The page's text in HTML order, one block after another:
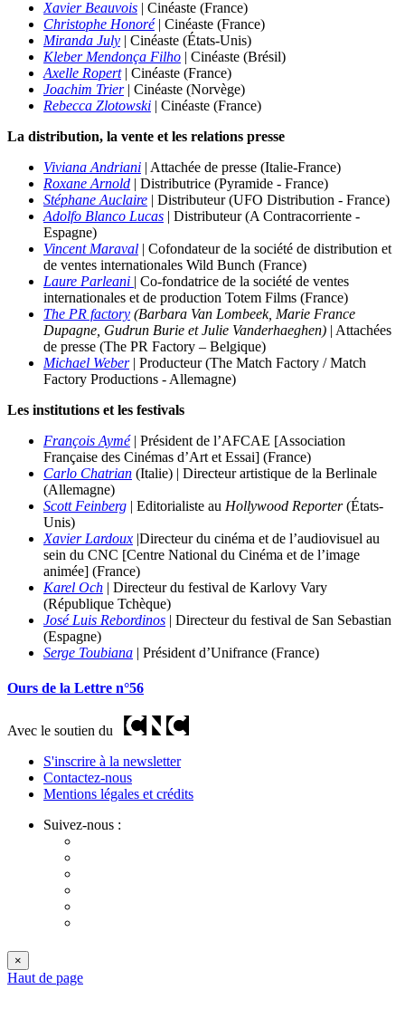
Xavier Beauvois | Cinéaste (France)
Christophe Honoré| Cinéaste (France)
Miranda July | Cinéaste (États-Unis)
Kleber Mendonça Filho | Cinéaste (Brésil)
Axelle Ropert| Cinéaste (France)
Joachim Trier| Cinéaste (Norvège)
Rebecca Zlotowski | Cinéaste (France)
La distribution, la vente et les relations presse
Viviana Andriani | Attachée de presse (Italie-France)
Roxane Arnold | Distributrice (Pyramide - France)
Stéphane Auclaire | Distributeur (UFO Distribution - France)
Adolfo Blanco Lucas | Distributeur (A Contracorriente -
Espagne)
Vincent Maraval | Cofondateur de la société de distribution et
de ventes internationales Wild Bunch (France)
Laure Parleani | Co-fondatrice de la société de ventes
internationales et de production Totem Films (France)
The PR factory (Barbara Van Lombeek, Marie France
Dupagne, Gudrun Burie et Julie Vanderhaeghen) | Attachées
de presse (The PR Factory – Belgique)
Michael Weber| Producteur(The Match Factory / Match
Factory Productions - Allemagne)
Les institutions et les festivals
François Aymé| Président de l’AFCAE [Association
Française des Cinémas d’Art et Essai] (France)
Carlo Chatrian (Italie) | Directeur artistique de la Berlinale
(Allemagne)
Scott Feinberg | Editorialiste au Hollywood Reporter(États-
Unis)
Xavier Lardoux |Directeur du cinéma et de l’audiovisuel au
sein du CNC [Centre National du Cinéma et de l’image
animée] (France)
Karel Och | Directeur du festival de Karlovy Vary
(République Tchèque)
José Luis Rebordinos | Directeur du festival de San Sebastian
(Espagne)
Serge Toubiana | Président d’Unifrance (France)
Ours de la Lettre n°56
Avec le soutien du
S'inscrire à la newsletter
Contactez-nous
Mentions légales et crédits
Suivez-nous :
×
Haut de page